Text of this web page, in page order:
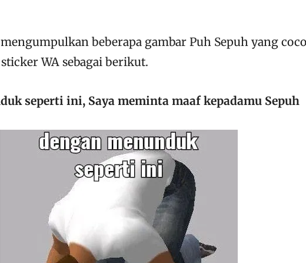
beberapa gambar Puh Sepuh yang
WA sebagai berikut.
seperti ini, Saya meminta maaf kepadamu Sepuh